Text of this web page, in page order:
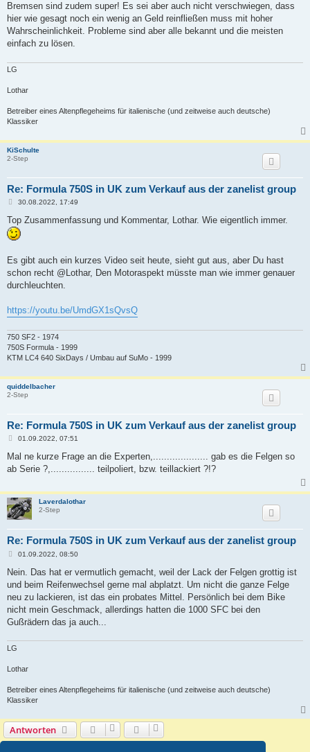
Bremsen sind zudem super! Es sei aber auch nicht verschwiegen, dass
hier wie gesagt noch ein wenig an Geld reinfließen muss mit hoher
Wahrscheinlichkeit. Probleme sind aber alle bekannt und die meisten
einfach zu lösen.
LG
Lothar
Betreiber eines Altenpflegeheims für italienische (und zeitweise auch deutsche)
Klassiker
KiSchulte
2-Step
Re: Formula 750S in UK zum Verkauf aus der zanelist group
B
i
t
r
a
30.08.2022, 17:49
Top Zusammenfassung und Kommentar, Lothar. Wie eigentlich immer.
Es gibt auch ein kurzes Video seit heute, sieht gut aus, aber Du hast
schon recht @Lothar, Den Motoraspekt müsste man wie immer genauer
durchleuchten.
https://youtu.be/UmdGX1sQvsQ
750 SF2 - 1974
750S Formula - 1999
KTM LC4 640 SixDays / Umbau auf SuMo - 1999
quiddelbacher
2-Step
Re: Formula 750S in UK zum Verkauf aus der zanelist group
B
i
r
01.09.2022, 07:51
Mal ne kurze Frage an die Experten,.................... gab es die Felgen so
ab Serie ?,................ teilpoliert, bzw. teillackiert ?!?
Laverdalothar
2-Step
Re: Formula 750S in UK zum Verkauf aus der zanelist group
B
i
r
a
01.09.2022, 08:50
Nein. Das hat er vermutlich gemacht, weil der Lack der Felgen grottig ist
und beim Reifenwechsel gerne mal abplatzt. Um nicht die ganze Felge
neu zu lackieren, ist das ein probates Mittel. Persönlich bei dem Bike
nicht mein Geschmack, allerdings hatten die 1000 SFC bei den
Gußrädern das ja auch...
LG
Lothar
Betreiber eines Altenpflegeheims für italienische (und zeitweise auch deutsche)
Klassiker
Antworten